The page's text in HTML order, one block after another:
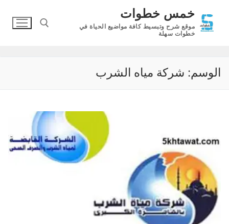
المحتوى
خمس خطوات
موقع شرح وتبسيط كافة مواضيع الحياة في
خطوات سهلة
الوسم: شركة مياه الشرب